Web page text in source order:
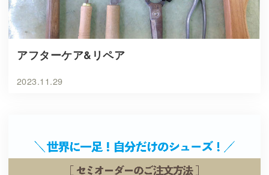
アフターケア&リペア
2023.11.29